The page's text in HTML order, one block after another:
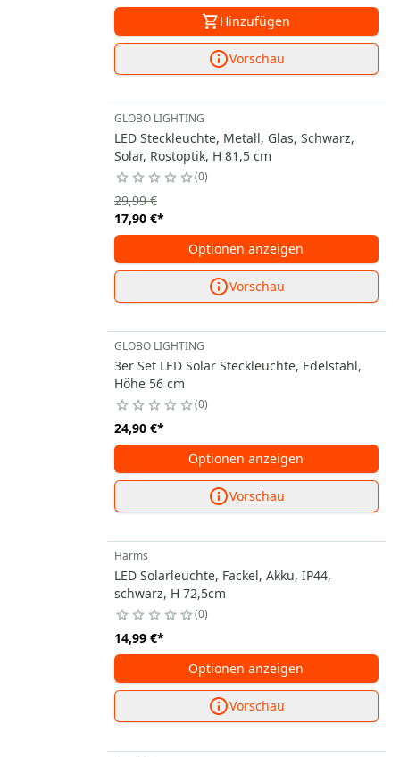
Hinzufügen
Vorschau
GLOBO LIGHTING
LED Steckleuchte, Metall, Glas, Schwarz,
Solar, Rostoptik, H 81,5 cm
0
17,90 €*
29,99 €
Optionen anzeigen
Vorschau
GLOBO LIGHTING
3er Set LED Solar Steckleuchte, Edelstahl,
Höhe 56 cm
0
24,90 €*
Optionen anzeigen
Vorschau
Harms
LED Solarleuchte, Fackel, Akku, IP44,
schwarz, H 72,5cm
0
14,99 €*
Optionen anzeigen
Vorschau